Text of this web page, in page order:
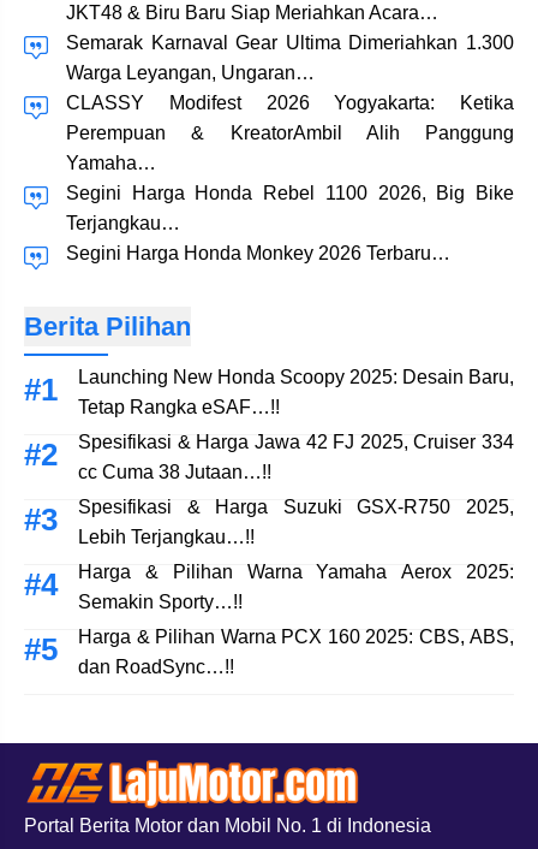
JKT48 & Biru Baru Siap Meriahkan Acara…
Semarak Karnaval Gear Ultima Dimeriahkan 1.300
Warga Leyangan, Ungaran…
CLASSY Modifest 2026 Yogyakarta: Ketika
Perempuan & KreatorAmbil Alih Panggung
Yamaha…
Segini Harga Honda Rebel 1100 2026, Big Bike
Terjangkau…
Segini Harga Honda Monkey 2026 Terbaru…
Berita Pilihan
Launching New Honda Scoopy 2025: Desain Baru,
Tetap Rangka eSAF…!!
Spesifikasi & Harga Jawa 42 FJ 2025, Cruiser 334
cc Cuma 38 Jutaan…!!
Spesifikasi & Harga Suzuki GSX-R750 2025,
Lebih Terjangkau…!!
Harga & Pilihan Warna Yamaha Aerox 2025:
Semakin Sporty…!!
Harga & Pilihan Warna PCX 160 2025: CBS, ABS,
dan RoadSync…!!
Portal Berita Motor dan Mobil No. 1 di Indonesia